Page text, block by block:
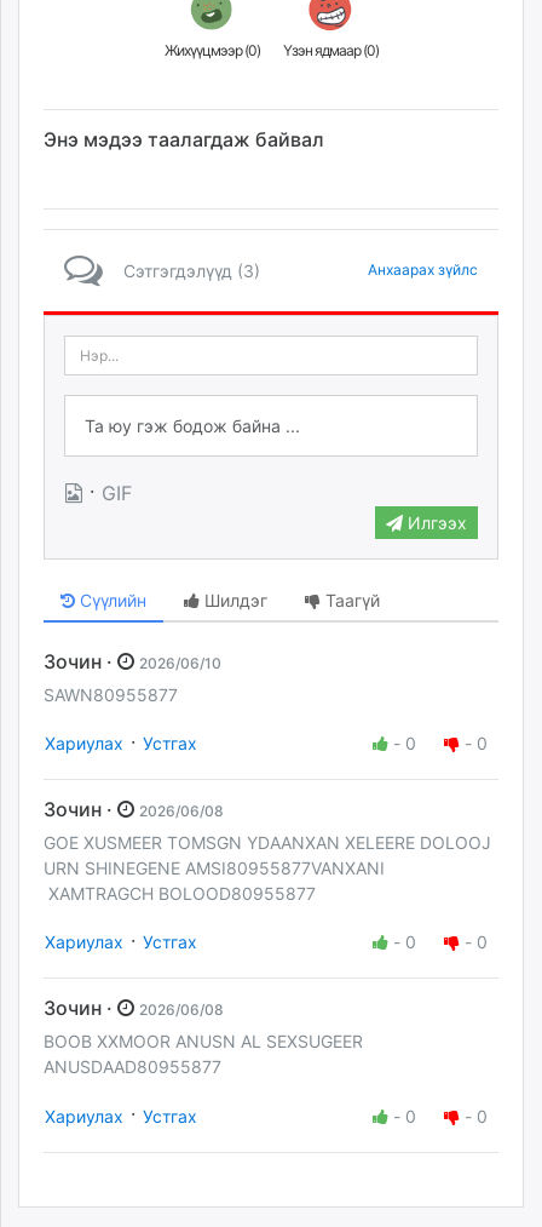
Жихүүцмээр (0) Үзэн ядмаар (0)
Энэ мэдээ таалагдаж байвал
Сэтгэгдэлүүд (3) Анхаарах зүйлс
· GIF
Илгээх
Сүүлийн Шилдэг Таагүй
Зочин · 2026/06/10
SAWN80955877
Хариулах · Устгах - 0 - 0
Зочин · 2026/06/08
GOE XUSMEER TOMSGN YDAANXAN XELEERE DOLOOJ
URN SHINEGENE AMSI80955877VANXANI
XAMTRAGCH BOLOOD80955877
Хариулах · Устгах - 0 - 0
Зочин · 2026/06/08
BOOB XXMOOR ANUSN AL SEXSUGEER
ANUSDAAD80955877
Хариулах · Устгах - 0 - 0